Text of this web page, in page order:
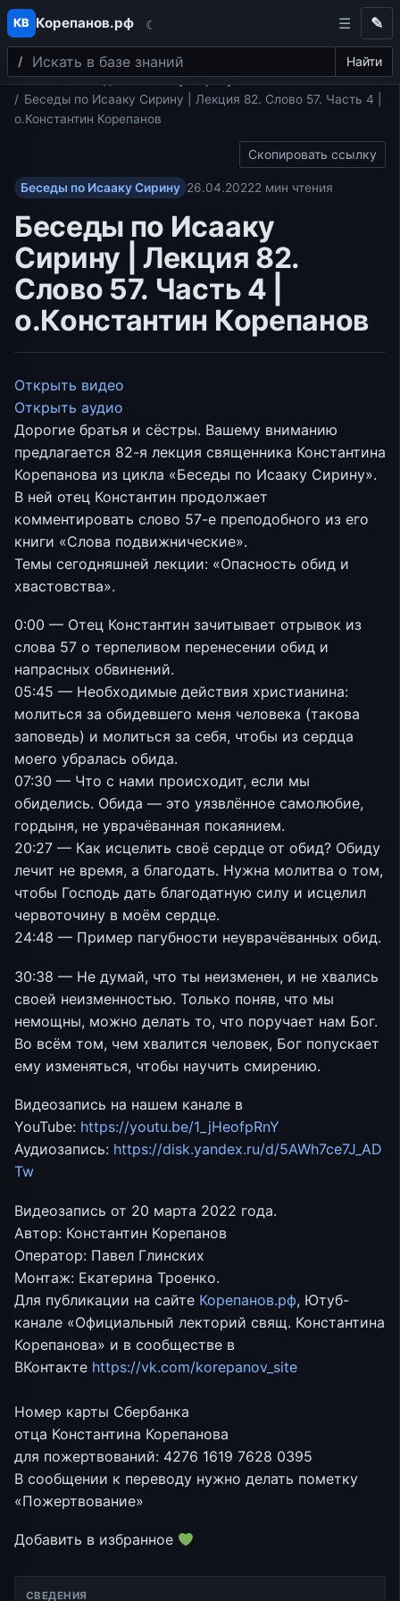
Перейти к содержимому
КВ Корепанов.рф ☾
Поиск Найти
✎
Главная
Беседы по Исааку Сирину
Беседы по Исааку Сирину | Лекция 82. Слово 57. Часть 4 |
о.Константин Корепанов
Скопировать ссылку
Беседы по Исааку Сирину 26.04.20222 мин чтения
Беседы по Исааку
Сирину | Лекция 82.
Слово 57. Часть 4 |
о.Константин Корепанов
Открыть видео
Открыть аудио
Дорогие братья и сёстры. Вашему вниманию
предлагается 82-я лекция священника Константина
Корепанова из цикла «Беседы по Исааку Сирину».
В ней отец Константин продолжает
комментировать слово 57-е преподобного из его
книги «Слова подвижнические».
Темы сегодняшней лекции: «Опасность обид и
хвастовства».
0:00 — Отец Константин зачитывает отрывок из
слова 57 о терпеливом перенесении обид и
напрасных обвинений.
05:45 — Необходимые действия христианина:
молиться за обидевшего меня человека (такова
заповедь) и молиться за себя, чтобы из сердца
моего убралась обида.
07:30 — Что с нами происходит, если мы
обиделись. Обида — это уязвлённое самолюбие,
гордыня, не уврачёванная покаянием.
20:27 — Как исцелить своё сердце от обид? Обиду
лечит не время, а благодать. Нужна молитва о том,
чтобы Господь дать благодатную силу и исцелил
червоточину в моём сердце.
24:48 — Пример пагубности неуврачёванных обид.
30:38 — Не думай, что ты неизменен, и не хвались
своей неизменностью. Только поняв, что мы
немощны, можно делать то, что поручает нам Бог.
Во всём том, чем хвалится человек, Бог попускает
ему изменяться, чтобы научить смирению.
Видеозапись на нашем канале в
YouTube: https://youtu.be/1_jHeofpRnY
Аудиозапись: https://disk.yandex.ru/d/5AWh7ce7J_AD
Tw
Видеозапись от 20 марта 2022 года.
Автор: Константин Корепанов
Оператор: Павел Глинских
Монтаж: Екатерина Троенко.
Для публикации на сайте Корепанов.рф, Ютуб-
канале «Официальный лекторий свящ. Константина
Корепанова» и в сообществе в
ВКонтакте https://vk.com/korepanov_site
Номер карты Сбербанка
отца Константина Корепанова
для пожертвований: 4276 1619 7628 0395
В сообщении к переводу нужно делать пометку
«Пожертвование»
Добавить в избранное
СВЕДЕНИЯ